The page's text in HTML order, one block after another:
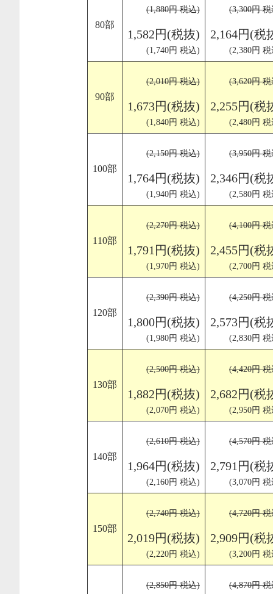
80部
(1,880円 税込)
1,582円(税抜)
(1,740円 税込)
(3,300円
2,164円(税
(2,380円
90部
(2,010円 税込)
1,673円(税抜)
(1,840円 税込)
(3,620円
2,255円(税
(2,480円
100部
(2,150円 税込)
1,764円(税抜)
(1,940円 税込)
(3,950円
2,346円(税
(2,580円
110部
(2,270円 税込)
1,791円(税抜)
(1,970円 税込)
(4,100円
2,455円(税
(2,700円
120部
(2,390円 税込)
1,800円(税抜)
(1,980円 税込)
(4,250円
2,573円(税
(2,830円
130部
(2,500円 税込)
1,882円(税抜)
(2,070円 税込)
(4,420円
2,682円(税
(2,950円
140部
(2,610円 税込)
1,964円(税抜)
(2,160円 税込)
(4,570円
2,791円(税
(3,070円
150部
(2,740円 税込)
2,019円(税抜)
(2,220円 税込)
(4,720円
2,909円(税
(3,200円
(2,850円 税込) (4,870円